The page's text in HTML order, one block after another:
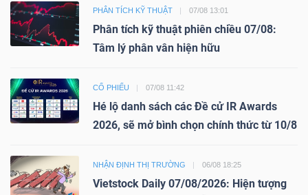
PHÂN TÍCH KỸ THUẬT 07/08 13:01
Phân tích kỹ thuật phiên chiều 07/08:
Tâm lý phân vân hiện hữu
CỔ PHIẾU 07/08 11:42
Hé lộ danh sách các Đề cử IR Awards
2026, sẽ mở bình chọn chính thức từ 10/8
NHẬN ĐỊNH THỊ TRƯỜNG 06/08 18:25
Vietstock Daily 07/08/2026: Hiện tượng